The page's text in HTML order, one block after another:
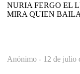
NURIA FERGO EL
MIRA QUIEN BAILA
Anónimo - 12 de julio